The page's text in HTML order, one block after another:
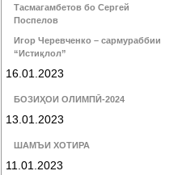
Тасмагамбетов бо Сергей
Поспелов
Игор Черевченко – сармураббии
“Истиқлол”
16.01.2023
БОЗИҲОИ ОЛИМПӢ-2024
13.01.2023
ШАМЪИ ХОТИРА
11.01.2023